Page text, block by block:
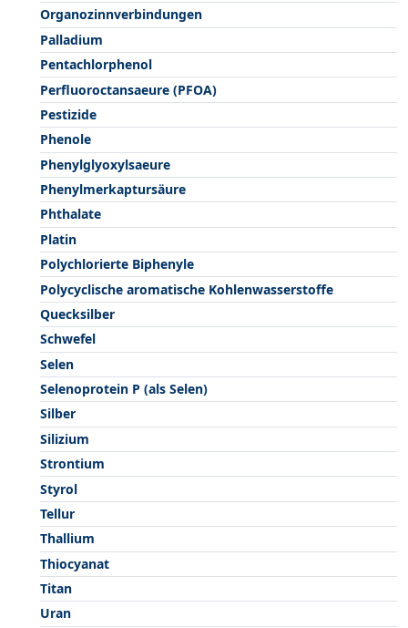
Organozinnverbindungen
Palladium
Pentachlorphenol
Perfluoroctansaeure (PFOA)
Pestizide
Phenole
Phenylglyoxylsaeure
Phenylmerkaptursäure
Phthalate
Platin
Polychlorierte Biphenyle
Polycyclische aromatische Kohlenwasserstoffe
Quecksilber
Schwefel
Selen
Selenoprotein P (als Selen)
Silber
Silizium
Strontium
Styrol
Tellur
Thallium
Thiocyanat
Titan
Uran